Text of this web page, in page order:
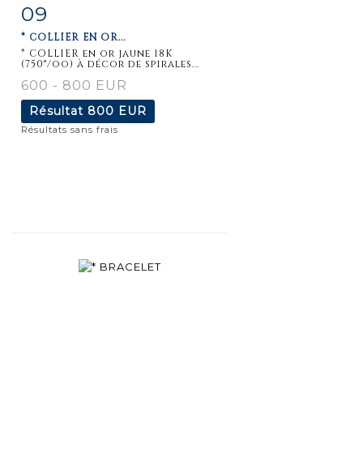
09
* COLLIER EN OR...
* COLLIER en or jaune 18K
(750°/oo) à décor de spirales...
600 - 800 EUR
Résultat 800 EUR
Résultats sans frais